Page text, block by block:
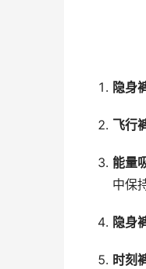
隐身
飞行
能量
中保
隐身
时刻